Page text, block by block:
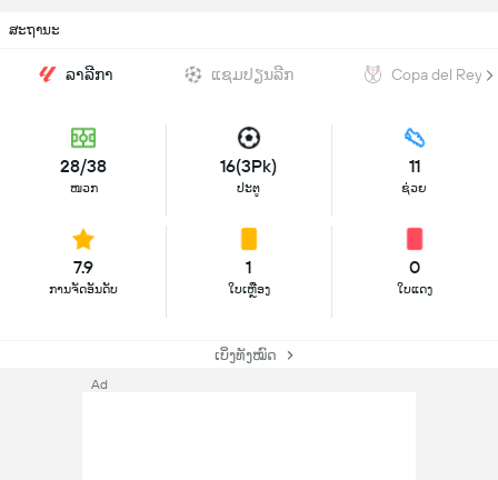
ສະຖານະ
ລາລີກາ ແຊມປຽນລີກ Copa del Rey
28/38
ໜວກ
16(3Pk)
ປະຕູ
11
ຊ່ວຍ
7.9
ການຈັດອັນດັບ
1
ໃບເຫຼືອງ
0
ໃບແດງ
ເບິ່ງທັງໝົດ
Ad